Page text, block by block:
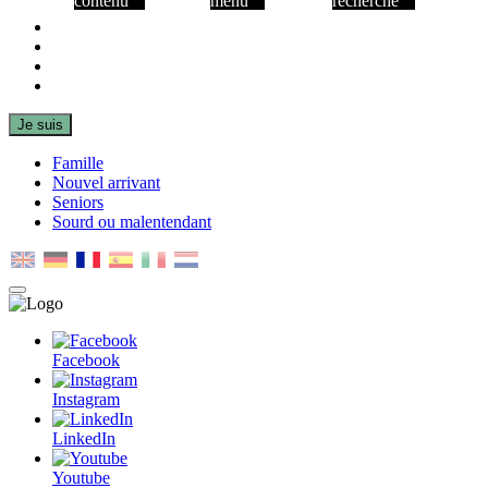
Je suis
Famille
Nouvel arrivant
Seniors
Sourd ou malentendant
MENU
PRINCIPAL
Facebook
Instagram
LinkedIn
Youtube